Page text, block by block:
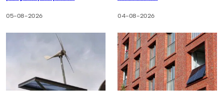
05-08-2026 04-08-2026